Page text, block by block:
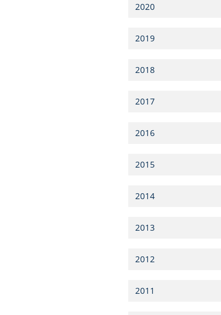
2020
2019
2018
2017
2016
2015
2014
2013
2012
2011